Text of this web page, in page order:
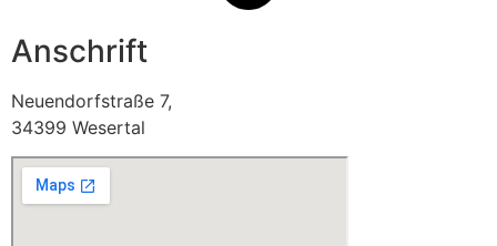
Anschrift
Neuendorfstraße 7,
34399 Wesertal